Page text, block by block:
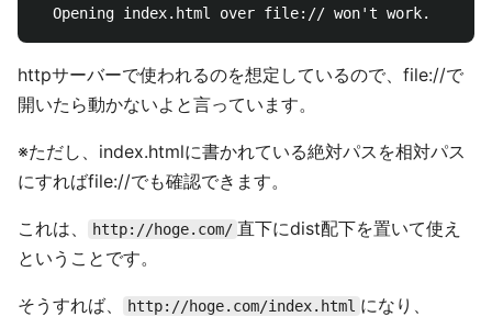
httpサーバーで使われるのを想定しているので、file://で
開いたら動かないよと言っています。
※ただし、index.htmlに書かれている絶対パスを相対パス
にすればfile://でも確認できます。
これは、 http://hoge.com/ 直下にdist配下を置いて使え
ということです。
そうすれば、 http://hoge.com/index.html になり、